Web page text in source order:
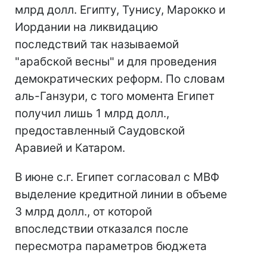
млрд долл. Египту, Тунису, Марокко и
Иордании на ликвидацию
последствий так называемой
"арабской весны" и для проведения
демократических реформ. По словам
аль-Ганзури, с того момента Египет
получил лишь 1 млрд долл.,
предоставленный Саудовской
Аравией и Катаром.
В июне с.г. Египет согласовал с МВФ
выделение кредитной линии в объеме
3 млрд долл., от которой
впоследствии отказался после
пересмотра параметров бюджета